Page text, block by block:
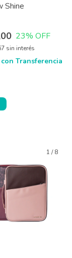
Shine
23% OFF
sin interés
con Transferencia
1 /8